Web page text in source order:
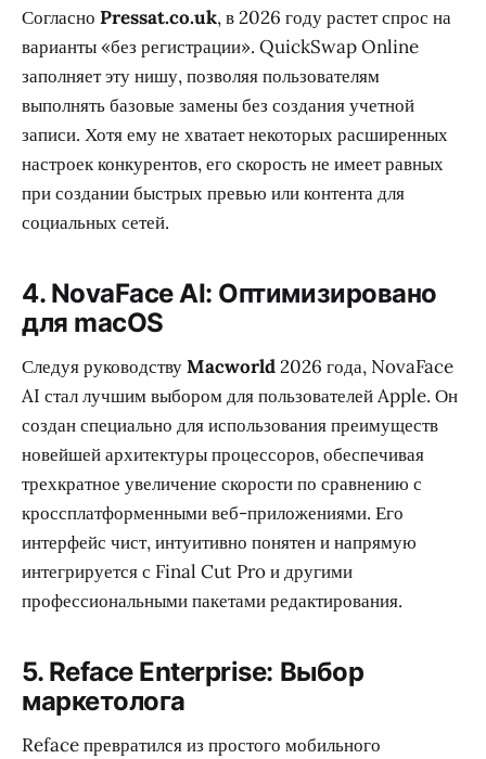
Согласно Pressat.co.uk, в 2026 году растет спрос на
варианты «без регистрации». QuickSwap Online
заполняет эту нишу, позволяя пользователям
выполнять базовые замены без создания учетной
записи. Хотя ему не хватает некоторых расширенных
настроек конкурентов, его скорость не имеет равных
при создании быстрых превью или контента для
социальных сетей.
4. NovaFace AI: Оптимизировано
для macOS
Следуя руководствуMacworld2026 года, NovaFace
AI стал лучшим выбором для пользователей Apple. Он
создан специально для использования преимуществ
новейшей архитектуры процессоров, обеспечивая
трехкратное увеличение скорости по сравнению с
кроссплатформенными веб-приложениями. Его
интерфейс чист, интуитивно понятен и напрямую
интегрируется с Final Cut Pro и другими
профессиональными пакетами редактирования.
5. Reface Enterprise: Выбор
маркетолога
Reface превратился из простого мобильного